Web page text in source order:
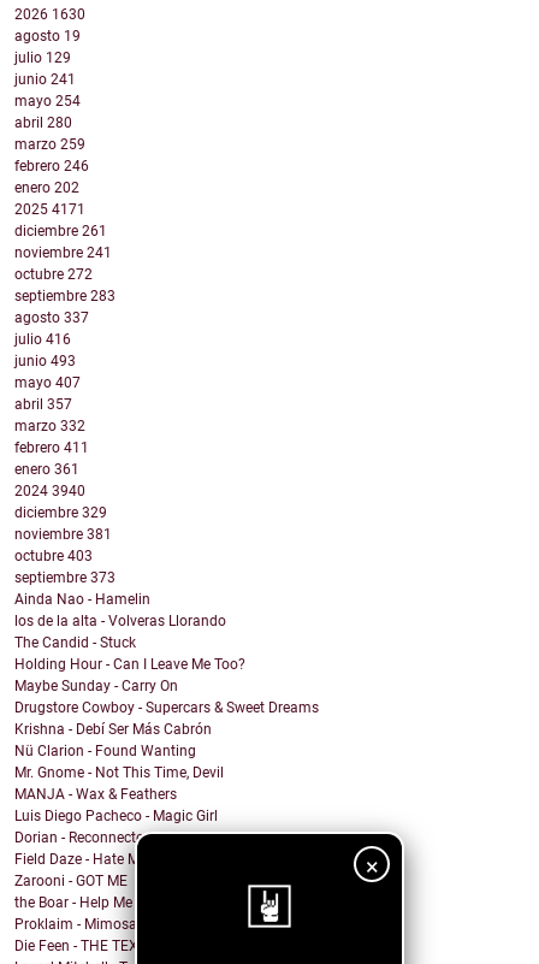
×
2026 1630
agosto 19
julio 129
junio 241
mayo 254
abril 280
marzo 259
febrero 246
enero 202
2025 4171
diciembre 261
noviembre 241
octubre 272
septiembre 283
agosto 337
julio 416
junio 493
mayo 407
abril 357
marzo 332
febrero 411
enero 361
2024 3940
diciembre 329
noviembre 381
octubre 403
septiembre 373
Ainda Nao - Hamelin
los de la alta - Volveras Llorando
The Candid - Stuck
Holding Hour - Can I Leave Me Too?
Maybe Sunday - Carry On
Drugstore Cowboy - Supercars & Sweet Dreams
Krishna - Debí Ser Más Cabrón
Nü Clarion - Found Wanting
Mr. Gnome - Not This Time, Devil
MANJA - Wax & Feathers
Luis Diego Pacheco - Magic Girl
Dorian - Reconnected
Field Daze - Hate Me
Zarooni - GOT ME
the Boar - Help Me
Proklaim - Mimosa
Die Feen - THE TEXAN